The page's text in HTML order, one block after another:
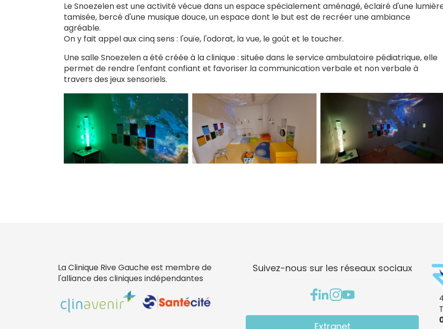
Le Snoezelen est une activité vécue dans un espace spécialement aménagé, éclairé d'une
tamisée, bercé d'une musique douce, un espace dont le but est de recréer une ambiance
agréable.
On y fait appel aux cinq sens : l'ouïe, l'odorat, la vue, le goût et le toucher.
Une salle Snoezelen a été créée à la clinique : située dans le service ambulatoire pédiatrique, elle
permet de rendre l'enfant confiant et favoriser la communication verbale et non verbale à
travers des jeux sensoriels.
La Clinique Rive Gauche est membre de
l'alliance des cliniques indépendantes
Suivez-nous sur les réseaux sociaux
Extranet